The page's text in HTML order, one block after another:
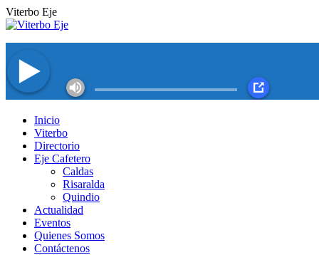
Saltar
al
Viterbo Eje
Facebook
page
opens
Twitter
page
opens
Instagram
page
opens
YouTube
page
opens
Inicio
Viterbo
Directorio
Eje Cafetero
Caldas
Risaralda
Quindio
Actualidad
Eventos
Quienes Somos
Contáctenos